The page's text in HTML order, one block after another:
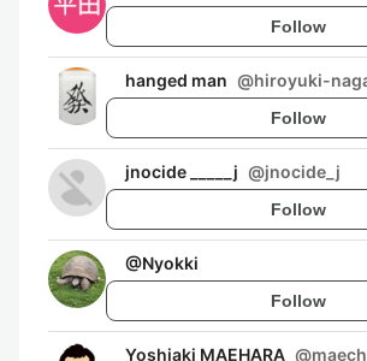
Follow
hanged man @hiroyuki-
Follow
jnocide _____j @jnocide_j
Follow
@Nyokki
Follow
Yoshiaki MAEHARA @